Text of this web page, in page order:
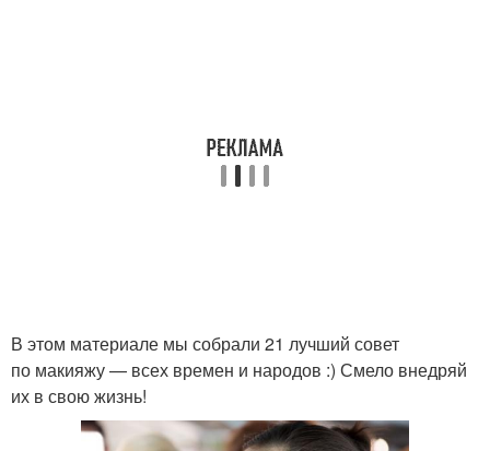
В этом материале мы собрали 21 лучший совет
по макияжу — всех времен и народов :) Смело внедряй
их в свою жизнь!